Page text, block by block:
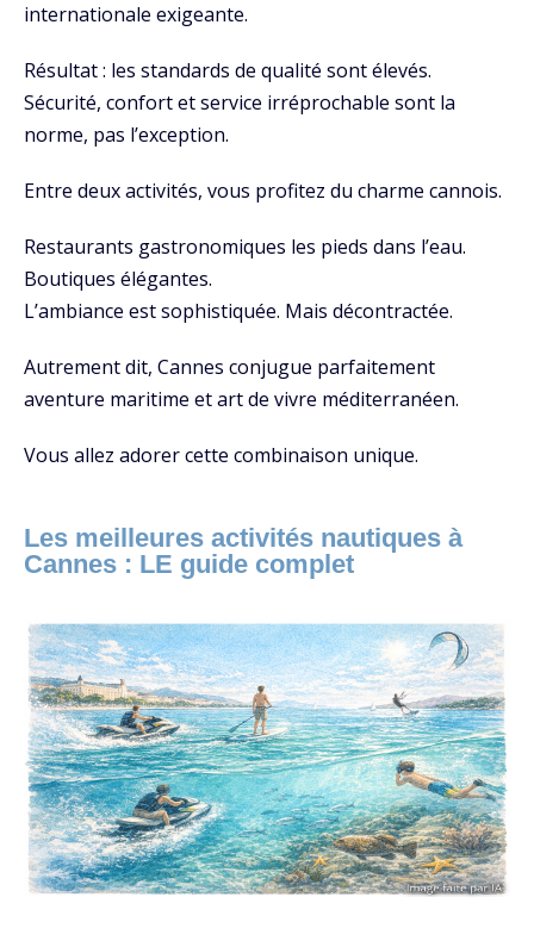
internationale exigeante.
Résultat : les standards de qualité sont élevés.
Sécurité, confort et service irréprochable sont la
norme, pas l’exception.
Entre deux activités, vous profitez du charme cannois.
Restaurants gastronomiques les pieds dans l’eau.
Boutiques élégantes.
L’ambiance est sophistiquée. Mais décontractée.
Autrement dit, Cannes conjugue parfaitement
aventure maritime et art de vivre méditerranéen.
Vous allez adorer cette combinaison unique.
Les meilleures activités nautiques à
Cannes : LE guide complet